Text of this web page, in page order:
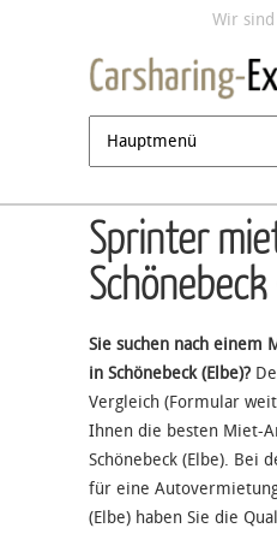
Jump to
Wir
Sprinter
Sie suchen nach einem
in Schönebeck (Elbe)?
Vergleich (Formular
Ihnen die besten Miet-
Schönebeck (Elbe). Bei
für eine
(Elbe) haben Sie die